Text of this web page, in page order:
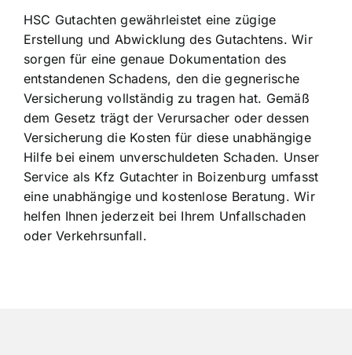
HSC Gutachten gewährleistet eine zügige
Erstellung und Abwicklung des Gutachtens. Wir
sorgen für eine genaue Dokumentation des
entstandenen Schadens, den die gegnerische
Versicherung vollständig zu tragen hat. Gemäß
dem Gesetz trägt der Verursacher oder dessen
Versicherung die Kosten für diese unabhängige
Hilfe bei einem unverschuldeten Schaden. Unser
Service als Kfz Gutachter in Boizenburg umfasst
eine unabhängige und kostenlose Beratung. Wir
helfen Ihnen jederzeit bei Ihrem Unfallschaden
oder Verkehrsunfall.